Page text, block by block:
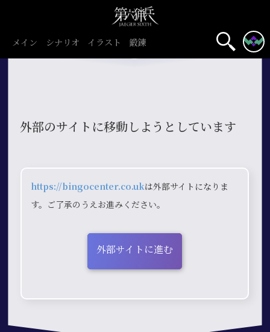
メイン シナリオ イラスト 鍛錬
外部のサイトに移動しようとしています
https://bingocenter.co.ukは外部サイトになりま
す。ご了承のうえお進みください。
外部サイトに進む